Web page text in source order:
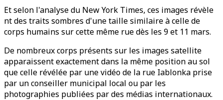
Et selon l'analyse du New York Times, ces images révèle
nt des traits sombres d'une taille similaire à celle de
corps humains sur cette même rue dès les 9 et 11 mars.
De nombreux corps présents sur les images satellite
apparaissent exactement dans la même position au sol
que celle révélée par une vidéo de la rue Iablonka prise
par un conseiller municipal local ou par les
photographies publiées par des médias internationaux.